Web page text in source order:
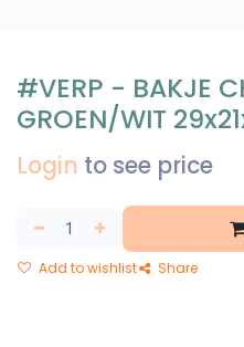
#VERP - BAKJE
GROEN/WIT
Login to see price
Add to wishlist Share